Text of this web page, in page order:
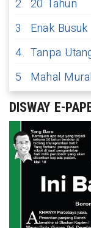
2 20 Tahun
3
Enak Busuk
4 Tanpa
5
Mahal
DISWAY E-